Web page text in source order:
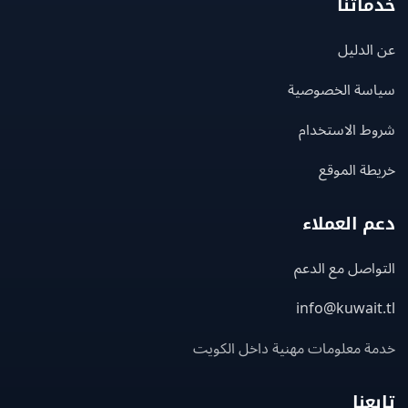
الخصوصية
الاستخدام
الموقع
العملاء
مع الدعم
معلومات مهنية داخل الكويت